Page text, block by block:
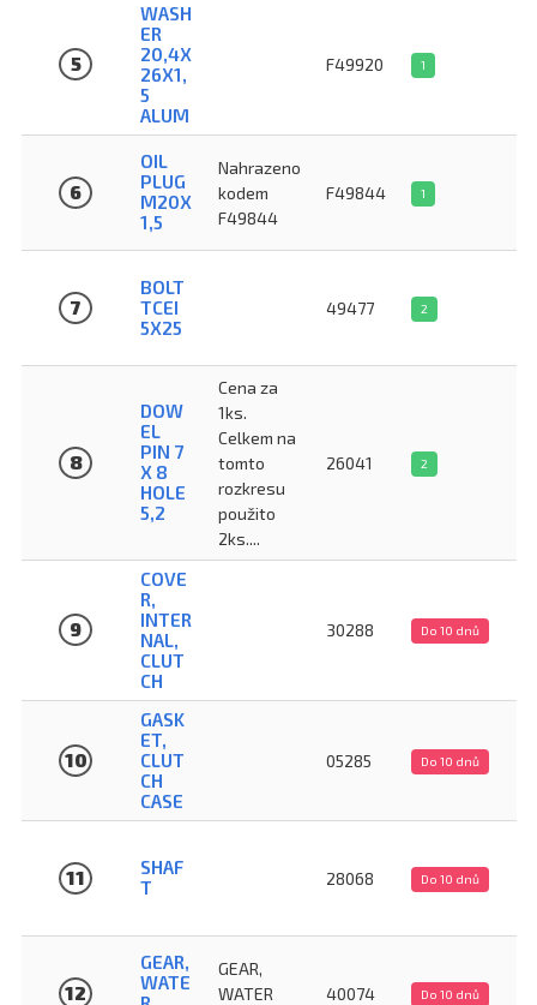
5
WASH
ER
20,4X
26X1,
5
ALUM
F49920 1
6
OIL
PLUG
M20X
1,5
Nahrazeno
kodem
F49844
F49844 1
7
BOLT
TCEI
5X25
49477 2
8
DOW
EL
PIN 7
X 8
HOLE
5,2
Cena za
1ks.
Celkem na
tomto
rozkresu
použito
2ks....
26041 2
9
COVE
R,
INTER
NAL,
CLUT
CH
30288 Do 10 dnů
10
GASK
ET,
CLUT
CH
CASE
05285 Do 10 dnů
11
SHAF
T
28068 Do 10 dnů
12
GEAR,
WATE
GEAR,
WATER
40074 Do 10 dnů